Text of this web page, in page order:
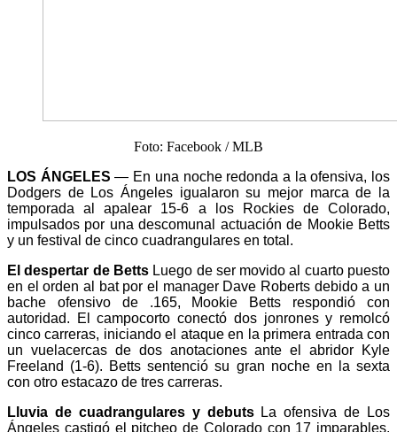
Foto: Facebook / MLB
LOS ÁNGELES— En una noche redonda a la ofensiva, los
Dodgers de Los Ángeles igualaron su mejor marca de la
temporada al apalear 15-6 a los Rockies de Colorado,
impulsados por una descomunal actuación de Mookie Betts
y un festival de cinco cuadrangulares en total.
El despertar de BettsLuego de ser movido al cuarto puesto
en el orden al bat por el manager Dave Roberts debido a un
bache ofensivo de .165, Mookie Betts respondió con
autoridad. El campocorto conectó dos jonrones y remolcó
cinco carreras, iniciando el ataque en la primera entrada con
un vuelacercas de dos anotaciones ante el abridor Kyle
Freeland (1-6). Betts sentenció su gran noche en la sexta
con otro estacazo de tres carreras.
Lluvia de cuadrangulares y debutsLa ofensiva de Los
Ángeles castigó el pitcheo de Colorado con 17 imparables.